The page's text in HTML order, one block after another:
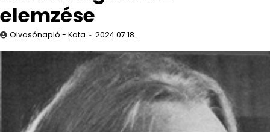
elemzése
Olvasónapló - Kata 2024.07.18.